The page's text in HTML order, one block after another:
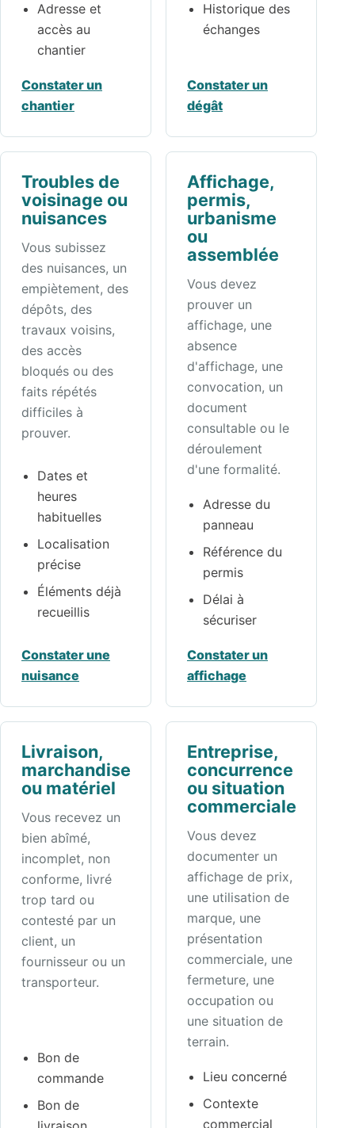
Adresse et
accès au
chantier
Constater un
chantier
Historique des
échanges
Constater un
dégât
Troubles de
voisinage ou
nuisances
Vous subissez
des nuisances, un
empiètement, des
dépôts, des
travaux voisins,
des accès
bloqués ou des
faits répétés
difficiles à
prouver.
Dates et
heures
habituelles
Localisation
précise
Éléments déjà
recueillis
Constater une
nuisance
Affichage,
permis,
urbanisme
ou
assemblée
Vous devez
prouver un
affichage, une
absence
d'affichage, une
convocation, un
document
consultable ou le
déroulement
d'une formalité.
Adresse du
panneau
Référence du
permis
Délai à
sécuriser
Constater un
affichage
Livraison,
marchandise
ou matériel
Vous recevez un
bien abîmé,
incomplet, non
conforme, livré
trop tard ou
contesté par un
client, un
fournisseur ou un
transporteur.
Bon de
commande
Bon de
Entreprise,
concurrence
ou situation
commerciale
Vous devez
documenter un
affichage de prix,
une utilisation de
marque, une
présentation
commerciale, une
fermeture, une
occupation ou
une situation de
terrain.
Lieu concerné
Contexte
commercial